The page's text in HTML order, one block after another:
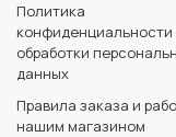
Политика
конфиденциальности
обработки
данных
Правила заказа и
нашим магазином